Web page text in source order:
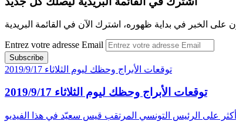
الخبر في بداية ظهوره، اشترك الآن في القائمة البريدية
Entrez votre adresse Email
توقعات الأبراج وحظك ليوم الثلاثاء 2019/9/17
توقعات الأبراج وحظك ليوم الثلاثاء 2019/9/17
على الرئيس التونسي المرتقب قيس سعيّد في هذا الفيديو